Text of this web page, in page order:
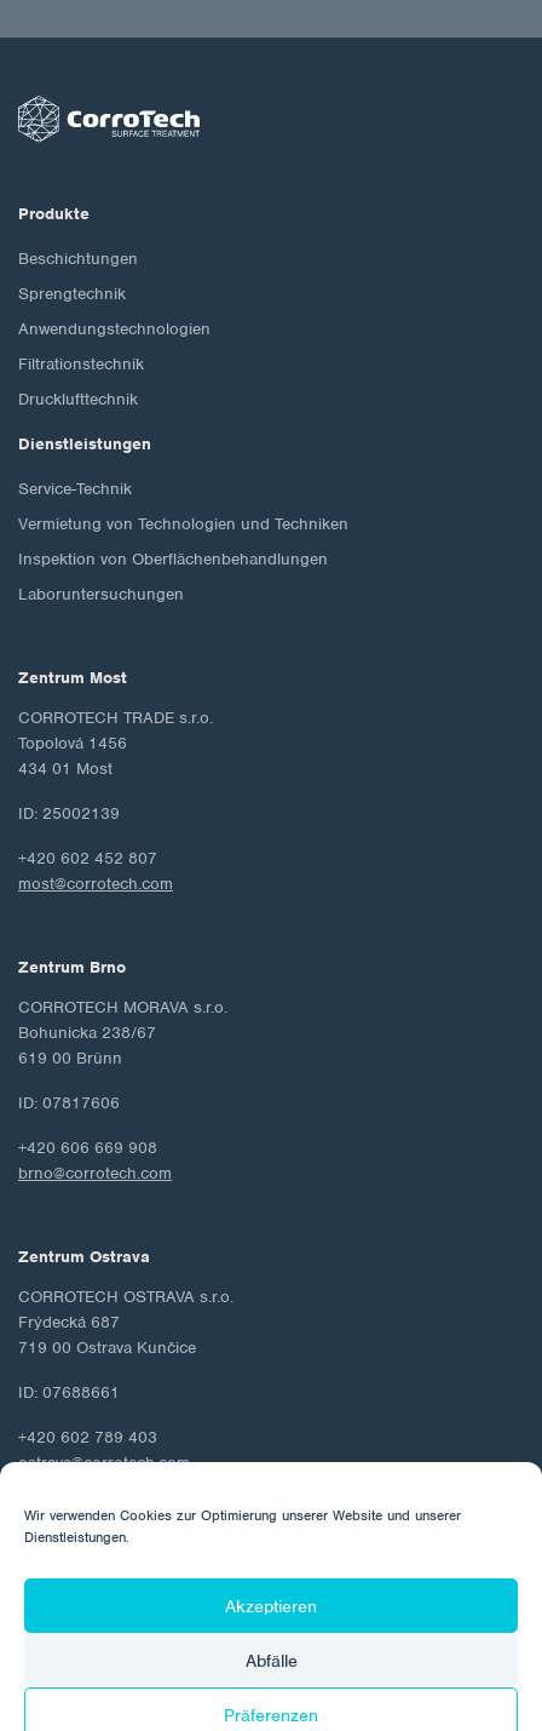
Wir verwenden Cookies zur Optimierung unserer Website und unserer
Dienstleistungen.
Akzeptieren
Abfälle
Präferenzen
Produkte
Beschichtungen
Sprengtechnik
Anwendungstechnologien
Filtrationstechnik
Drucklufttechnik
Dienstleistungen
Service-Technik
Vermietung von Technologien und Techniken
Inspektion von Oberflächenbehandlungen
Laboruntersuchungen
Zentrum Most
CORROTECH TRADE s.r.o.
Topolová 1456
434 01 Most
ID: 25002139
+420 602 452 807
most@corrotech.com
Zentrum Brno
CORROTECH MORAVA s.r.o.
Bohunicka 238/67
619 00 Brünn
ID: 07817606
+420 606 669 908
brno@corrotech.com
Zentrum Ostrava
CORROTECH OSTRAVA s.r.o.
Frýdecká 687
719 00 Ostrava Kunčice
ID: 07688661
+420 602 789 403
ostrava@corrotech.com
© 2026 Corrotech